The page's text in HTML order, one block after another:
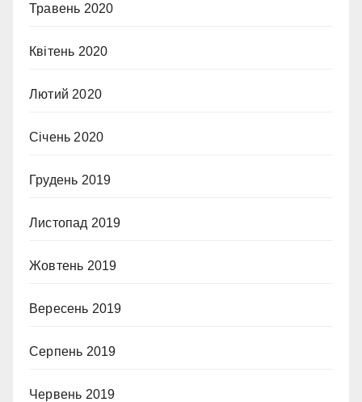
Травень 2020
Квітень 2020
Лютий 2020
Січень 2020
Грудень 2019
Листопад 2019
Жовтень 2019
Вересень 2019
Серпень 2019
Червень 2019